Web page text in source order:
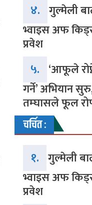
४. गुल्मेली
भ्वाइस अफ
प्रवेश
५. ‘आफूले
गर्ने’ अभियान
तम्घासले फूल
चर्चित :
१. गुल्मेली
भ्वाइस अफ
प्रवेश